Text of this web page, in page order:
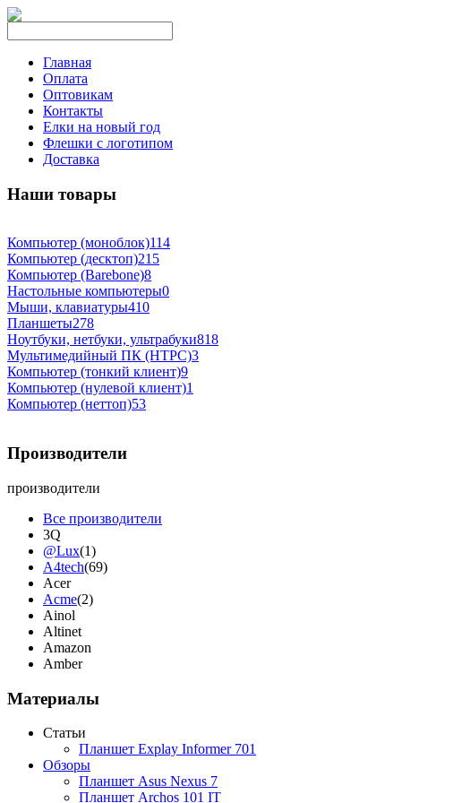
Главная
Оплата
Оптовикам
Контакты
Елки на новый год
Флешки с логотипом
Доставка
Наши товары
Компьютер (моноблок)114
Компьютер (десктоп)215
Компьютер (Barebone)8
Настольные компьютеры0
Мыши, клавиатуры410
Планшеты278
Ноутбуки, нетбуки, ультрабуки818
Мультимедийный ПК (HTPC)3
Компьютер (тонкий клиент)9
Компьютер (нулевой клиент)1
Компьютер (неттоп)53
Производители
производители
Все производители
3Q
@Lux(1)
A4tech(69)
Acer
Acme(2)
Ainol
Altinet
Amazon
Amber
Apache
Apple
Apriori
Archos
Armaggeddon(2)
Assistant
Asus
(9)
Материалы
Статьи
Планшет Explay Informer 701
Обзоры
Планшет Asus Nexus 7
Планшет Archos 101 IT